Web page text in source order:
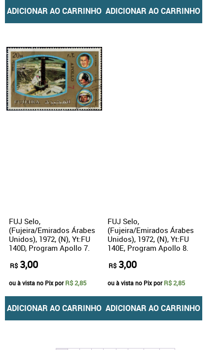
ADICIONAR AO CARRINHO ADICIONAR AO CARRINHO
FUJ Selo,
(Fujeira/Emirados Árabes
Unidos), 1972, (N), Yt:FU
140D, Program Apollo 7.
R$ 3,00
ou à vista no Pix porR$ 2,85
ADICIONAR AO CARRINHO
FUJ Selo,
(Fujeira/Emirados Árabes
Unidos), 1972, (N), Yt:FU
140E, Program Apollo 8.
R$ 3,00
ou à vista no Pix porR$ 2,85
ADICIONAR AO CARRINHO